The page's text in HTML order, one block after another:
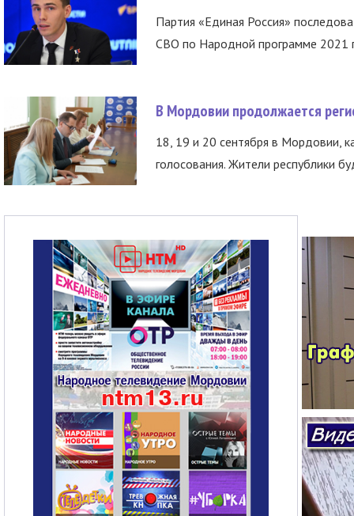
Партия «Единая Россия»
СВО по Народной программе 2021
В Мордовии продолжается
18, 19 и 20 сентября в Мордовии,
голосования. Жители республики